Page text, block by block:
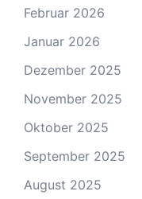
Februar 2026
Januar 2026
Dezember 2025
November 2025
Oktober 2025
September 2025
August 2025